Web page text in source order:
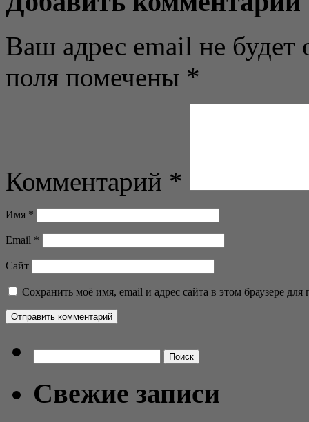
Ваш адрес email не будет
поля помечены *
Комментарий *
Имя *
Email *
Сайт
Сохранить моё имя, email и адрес сайта в этом браузере
Свежие записи